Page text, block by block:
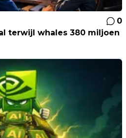
0
terwijl whales 380 miljoen